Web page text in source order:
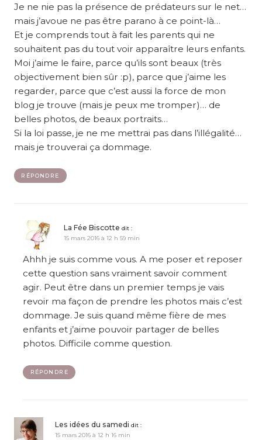
Je ne nie pas la présence de prédateurs sur le net…
mais j’avoue ne pas être parano à ce point-là…
Et je comprends tout à fait les parents qui ne
souhaitent pas du tout voir apparaître leurs enfants.
Moi j’aime le faire, parce qu’ils sont beaux (très
objectivement bien sûr :p), parce que j’aime les
regarder, parce que c’est aussi la force de mon
blog je trouve (mais je peux me tromper)… de
belles photos, de beaux portraits…
Si la loi passe, je ne me mettrai pas dans l’illégalité…
mais je trouverai ça dommage.
RÉPONDRE
La Fée Biscotte dit :
15 mars 2016 à 12 h 59 min
Ahhh je suis comme vous. A me poser et reposer
cette question sans vraiment savoir comment
agir. Peut être dans un premier temps je vais
revoir ma façon de prendre les photos mais c’est
dommage. Je suis quand même fière de mes
enfants et j’aime pouvoir partager de belles
photos. Difficile comme question.
RÉPONDRE
Les idées du samedi dit :
15 mars 2016 à 12 h 16 min